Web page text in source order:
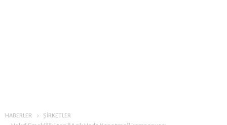
HABERLER ŞİRKETLER